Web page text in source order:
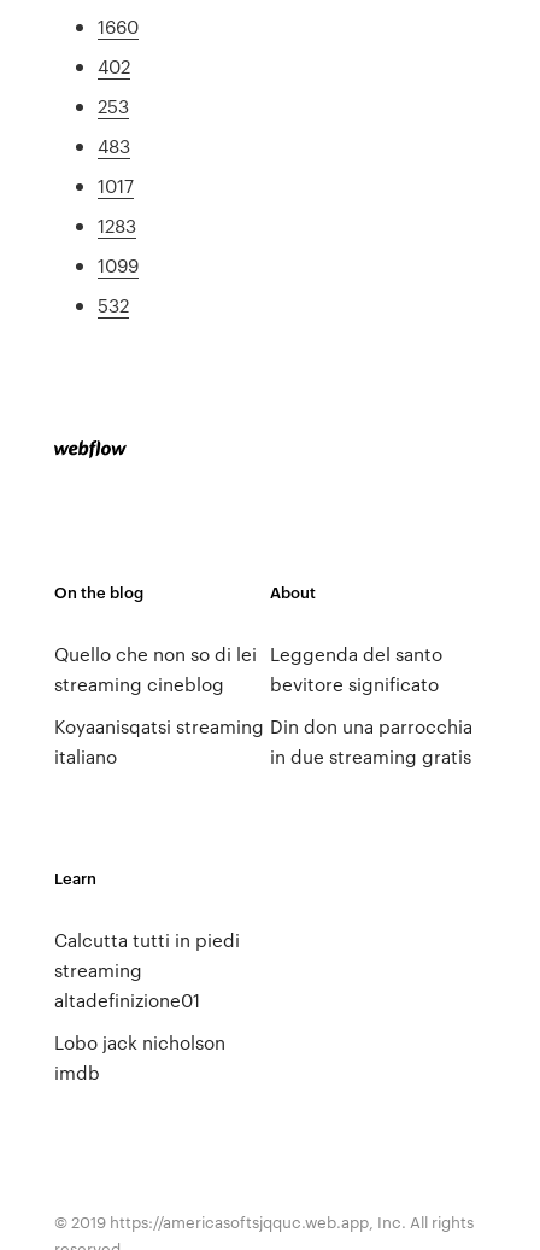
1660
402
253
483
1017
1283
1099
532
On the blog
Quello che non so di lei
streaming cineblog
Koyaanisqatsi streaming
italiano
About
Leggenda del santo
bevitore significato
Din don una parrocchia
in due streaming gratis
Learn
Calcutta tutti in piedi
streaming
altadefinizione01
Lobo jack nicholson
imdb
© 2019 https://americasoftsjqquc.web.app, Inc. All rights